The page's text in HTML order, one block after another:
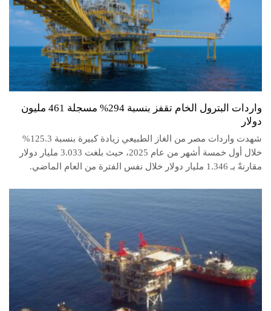
واردات البترول الخام تقفز بنسبة 294% مسجلة 461 مليون
دولار
شهدت واردات مصر من الغاز الطبيعي زيادة كبيرة بنسبة 125.3%
خلال أول خمسة أشهر من عام 2025، حيث بلغت 3.033 مليار دولار
مقارنةً بـ 1.346 مليار دولار خلال نفس الفترة من العام الماضي.